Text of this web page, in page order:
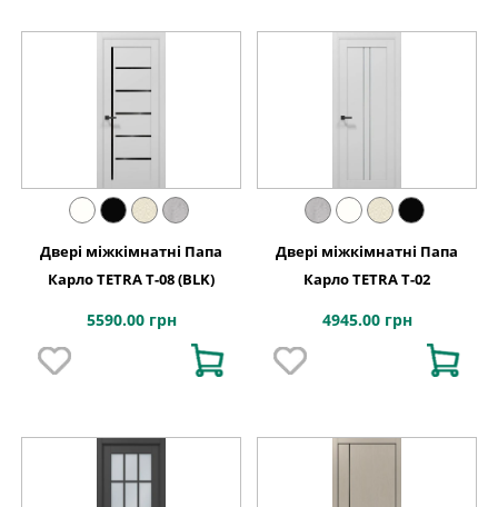
Двері міжкімнатні Папа
Карло TETRA T-08 (BLK)
5590.00 грн
Двері міжкімнатні Папа
Карло TETRA Т-02
4945.00 грн